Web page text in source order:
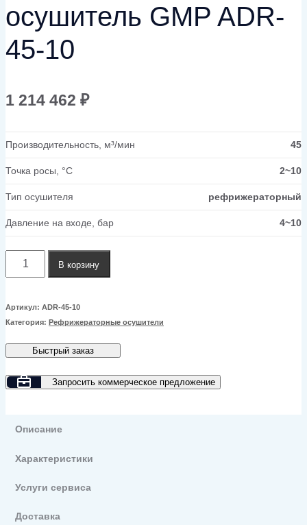
осушитель GMP ADR-
45-10
1 214 462 ₽
Производительность, м³/мин 45
Точка росы, °C 2~10
Тип осушителя рефрижераторный
Давление на входе, бар 4~10
Количество
Рефрижераторный
осушитель
GMP
45-
В корзину
Артикул: ADR-45-10
Категория: Рефрижераторные осушители
Быстрый заказ
Запросить коммерческое предложение
Описание
Характеристики
Услуги сервиса
Доставка